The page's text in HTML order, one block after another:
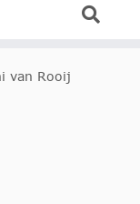
van Rooij